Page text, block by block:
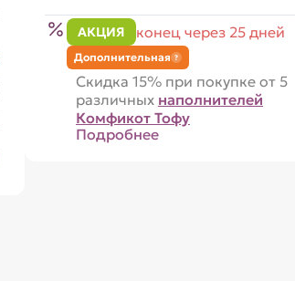
АКЦИЯ конец через 25 дней
Дополнительная ?
Скидка 15% при покупке от 5
различных наполнителей
Комфикот Тофу
Подробнее